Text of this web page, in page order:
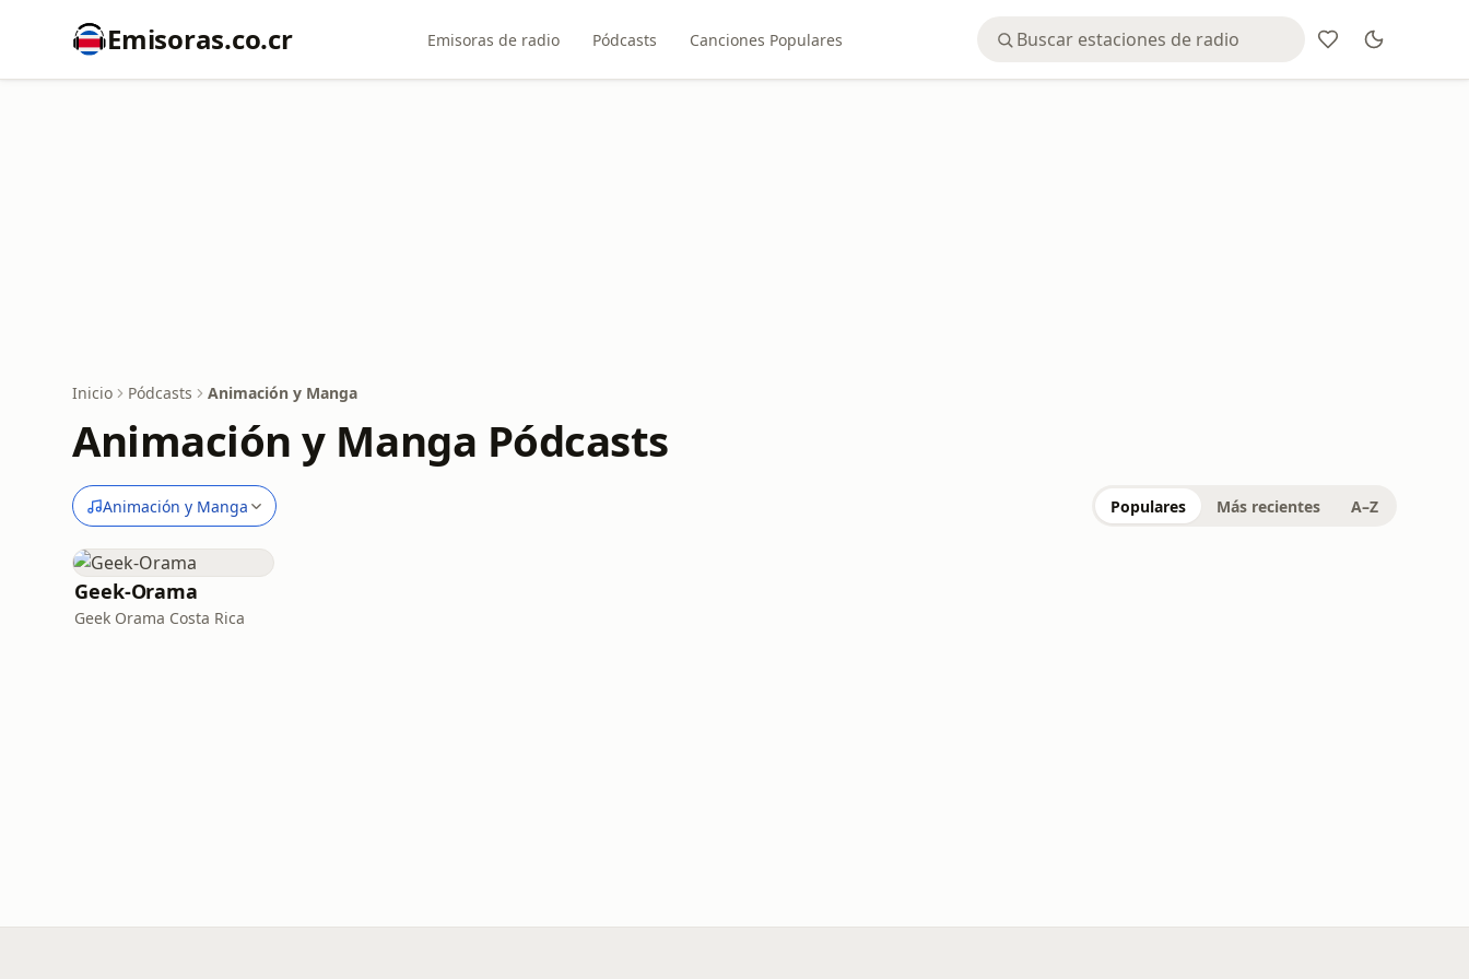
Emisoras.co.cr Emisoras de radio Pódcasts Canciones Populares
Inicio Pódcasts Animación y Manga
Animación y Manga Pódcasts
Animación y Manga Populares Más recientes A–Z
Geek-Orama
Geek Orama Costa Rica